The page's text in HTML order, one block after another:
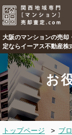
大阪のマンションの売却
定ならイーアス不動産株
お
トップページ > ブ